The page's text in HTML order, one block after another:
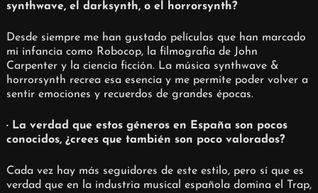
synthwave, el darksynth, o el horrorsynth?
Desde siempre me han gustado películas que han marcado
mi infancia como Robocop, la filmografia de John
Carpenter y la ciencia ficción. La música synthwave &
horrorsynth recrea esa esencia y me permite poder volver a
sentir emociones y recuerdos de grandes épocas.
· La verdad que estos géneros en España son pocos
conocidos, ¿crees que también son poco valorados?
Cada vez hay más seguidores de este estilo, pero sí que es
verdad que en la industria musical española domina el Trap,